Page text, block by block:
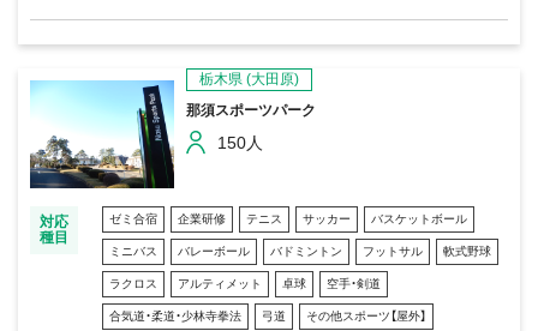
栃木県 (大田原)
那須スポーツパーク
150人
対応
種目
ゼミ合宿 企業研修 テニス サッカー バスケットボール
ミニバス バレーボール バドミントン フットサル 軟式野球
ラクロス アルティメット 卓球 空手・剣道
合気道・柔道・少林寺拳法 弓道 その他スポーツ【屋外】